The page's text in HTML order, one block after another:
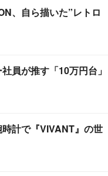
、自ら描いた”レトロ
員が推す「10万円台」
時計で『VIVANT』の世